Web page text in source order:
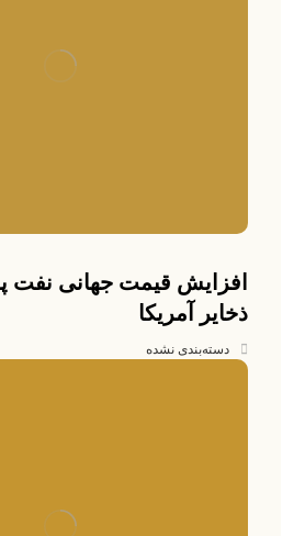
افزایش قیمت جهانی
ذخایر آمریکا
دسته‌بندی نشده